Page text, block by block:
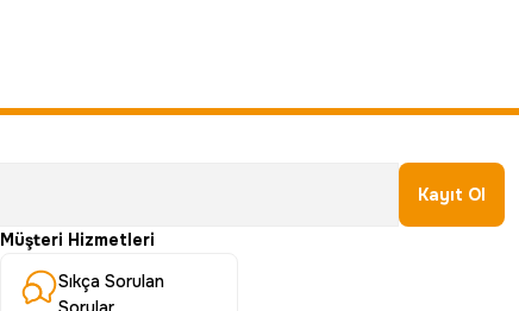
Kayıt Ol
Müşteri Hizmetleri
Sıkça Sorulan